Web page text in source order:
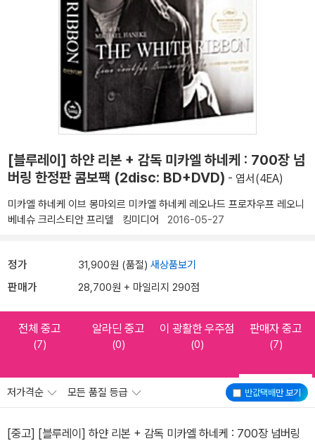
[블루레이] 하얀 리본 + 감독 미카엘 하네케 : 700장 넘
버링 한정판 콤보팩 (2disc: BD+DVD) - 엽서(4EA)
미카엘 하네케 이브 몽마외르 미카엘 하네케 레오나드 프로자우프 레오니
베네슈 크리스티안 프리델 킹미디어 2016-05-27
정가 31,900원 (품절) 새상품보기
판매가 28,700원 + 마일리지 290점
전체 중고
(7)
알라딘 중고
(0)
이 광활한 우주점
(0)
판매자 중고
(7)
반값택배만 보기
저가격순 모든 품질 등급
[중고] [블루레이] 하얀 리본 + 감독 미카엘 하네케 : 700장 넘버링